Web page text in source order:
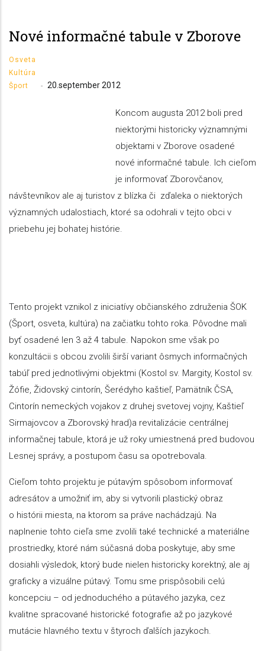
Nové informačné tabule v Zborove
Osveta
Kultúra
Šport
- 20.september 2012
Koncom augusta 2012 boli pred
niektorými historicky významnými
objektami v Zborove osadené
nové informačné tabule. Ich cieľom
je informovať Zborovčanov,
návštevníkov ale aj turistov z blízka či zďaleka o niektorých
významných udalostiach, ktoré sa odohrali v tejto obci v
priebehu jej bohatej histórie.
Tento projekt vznikol z iniciatívy občianského združenia ŠOK
(Šport, osveta, kultúra) na začiatku tohto roka. Pôvodne mali
byť osadené len 3 až 4 tabule. Napokon sme však po
konzultácii s obcou zvolili širší variant ôsmych informačných
tabúľ pred jednotlivými objektmi (Kostol sv. Margity, Kostol sv.
Žófie, Židovský cintorín, Šerédyho kaštieľ, Pamätník ČSA,
Cintorín nemeckých vojakov z druhej svetovej vojny, Kaštieľ
Sirmajovcov a Zborovský hrad)a revitalizácie centrálnej
informačnej tabule, ktorá je už roky umiestnená pred budovou
Lesnej správy, a postupom času sa opotrebovala.
Cieľom tohto projektu je pútavým spôsobom informovať
adresátov a umožniť im, aby si vytvorili plastický obraz
o histórii miesta, na ktorom sa práve nachádzajú. Na
naplnenie tohto cieľa sme zvolili také technické a materiálne
prostriedky, ktoré nám súčasná doba poskytuje, aby sme
dosiahli výsledok, ktorý bude nielen historicky korektný, ale aj
graficky a vizuálne pútavý. Tomu sme prispôsobili celú
koncepciu – od jednoduchého a pútavého jazyka, cez
kvalitne spracované historické fotografie až po jazykové
mutácie hlavného textu v štyroch ďalších jazykoch.